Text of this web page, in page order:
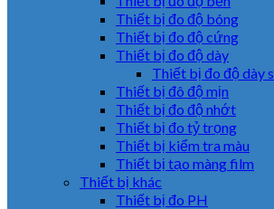
Thiết bị đo độ bóng
Thiết bị đo độ cứng
Thiết bị đo độ dày
Thiết bị đo độ dày
Thiết bị đô độ mịn
Thiết bị đo độ nhớt
Thiết bị đo tỷ trọng
Thiết bị kiểm tra màu
Thiết bị tạo màng film
Thiết bị khác
Thiết bị đo PH